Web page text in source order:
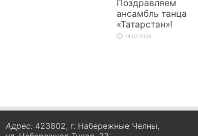
Поздравляем
ансамбль танца
«Татарстан»!
18.07.2026
Адрес: 423802, г. Набережные Челны,